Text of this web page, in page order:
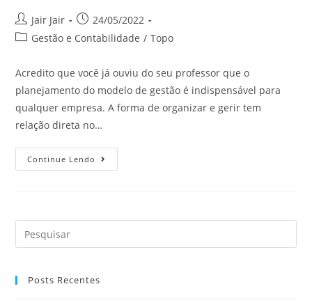
Jair Jair
24/05/2022
Gestão e Contabilidade / Topo
Acredito que você já ouviu do seu professor que o
planejamento do modelo de gestão é indispensável para
qualquer empresa. A forma de organizar e gerir tem
relação direta no…
Continue Lendo
Posts Recentes